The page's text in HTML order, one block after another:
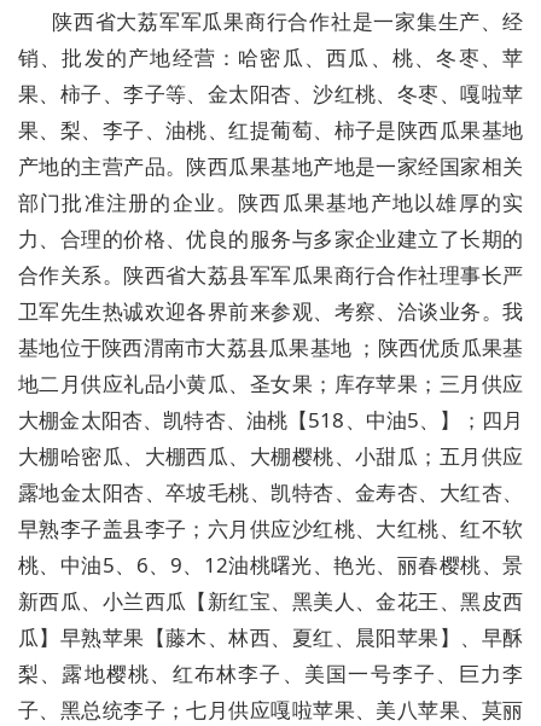
陕西省大荔军军瓜果商行合作社是一家集生产、经
销、批发的产地经营：哈密瓜、西瓜、桃、冬枣、苹
果、柿子、李子等、金太阳杏、沙红桃、冬枣、嘎啦苹
果、梨、李子、油桃、红提葡萄、柿子是陕西瓜果基地
产地的主营产品。陕西瓜果基地产地是一家经国家相关
部门批准注册的企业。陕西瓜果基地产地以雄厚的实
力、合理的价格、优良的服务与多家企业建立了长期的
合作关系。陕西省大荔县军军瓜果商行合作社理事长严
卫军先生热诚欢迎各界前来参观、考察、洽谈业务。我
基地位于陕西渭南市大荔县瓜果基地 ；陕西优质瓜果基
地二月供应礼品小黄瓜、圣女果；库存苹果；三月供应
大棚金太阳杏、凯特杏、油桃【518、中油5、】；四月
大棚哈密瓜、大棚西瓜、大棚樱桃、小甜瓜；五月供应
露地金太阳杏、卒坡毛桃、凯特杏、金寿杏、大红杏、
早熟李子盖县李子；六月供应沙红桃、大红桃、红不软
桃、中油5、6、9、12油桃曙光、艳光、丽春樱桃、景
新西瓜、小兰西瓜【新红宝、黑美人、金花王、黑皮西
瓜】早熟苹果【藤木、林西、夏红、晨阳苹果】、早酥
梨、露地樱桃、红布林李子、美国一号李子、巨力李
子、黑总统李子；七月供应嘎啦苹果、美八苹果、莫丽